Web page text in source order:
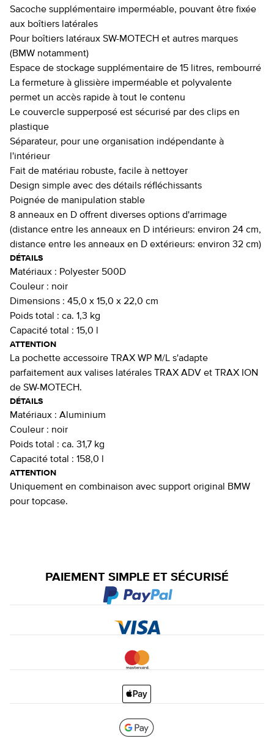
Sacoche supplémentaire imperméable, pouvant être fixée
aux boîtiers latérales
Pour boîtiers latéraux SW-MOTECH et autres marques
(BMW notamment)
Espace de stockage supplémentaire de 15 litres, rembourré
La fermeture à glissière imperméable et polyvalente
permet un accès rapide à tout le contenu
Le couvercle supperposé est sécurisé par des clips en
plastique
Séparateur, pour une organisation indépendante à
l'intérieur
Fait de matériau robuste, facile à nettoyer
Design simple avec des détails réfléchissants
Poignée de manipulation stable
8 anneaux en D offrent diverses options d'arrimage
(distance entre les anneaux en D intérieurs: environ 24 cm,
distance entre les anneaux en D extérieurs: environ 32 cm)
DÉTAILS
Matériaux : Polyester 500D
Couleur : noir
Dimensions : 45,0 x 15,0 x 22,0 cm
Poids total : ca. 1,3 kg
Capacité total : 15,0 l
ATTENTION
La pochette accessoire TRAX WP M/L s'adapte
parfaitement aux valises latérales TRAX ADV et TRAX ION
de SW-MOTECH.
DÉTAILS
Matériaux : Aluminium
Couleur : noir
Poids total : ca. 31,7 kg
Capacité total : 158,0 l
ATTENTION
Uniquement en combinaison avec support original BMW
pour topcase.
PAIEMENT SIMPLE ET SÉCURISÉ